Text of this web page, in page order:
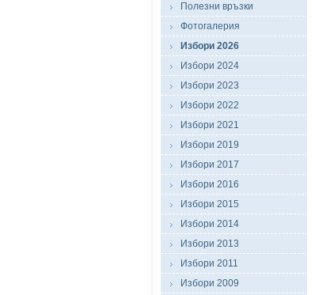
Полезни връзки
Фотогалерия
Избори 2026
Избори 2024
Избори 2023
Избори 2022
Избори 2021
Избори 2019
Избори 2017
Избори 2016
Избори 2015
Избори 2014
Избори 2013
Избори 2011
Избори 2009